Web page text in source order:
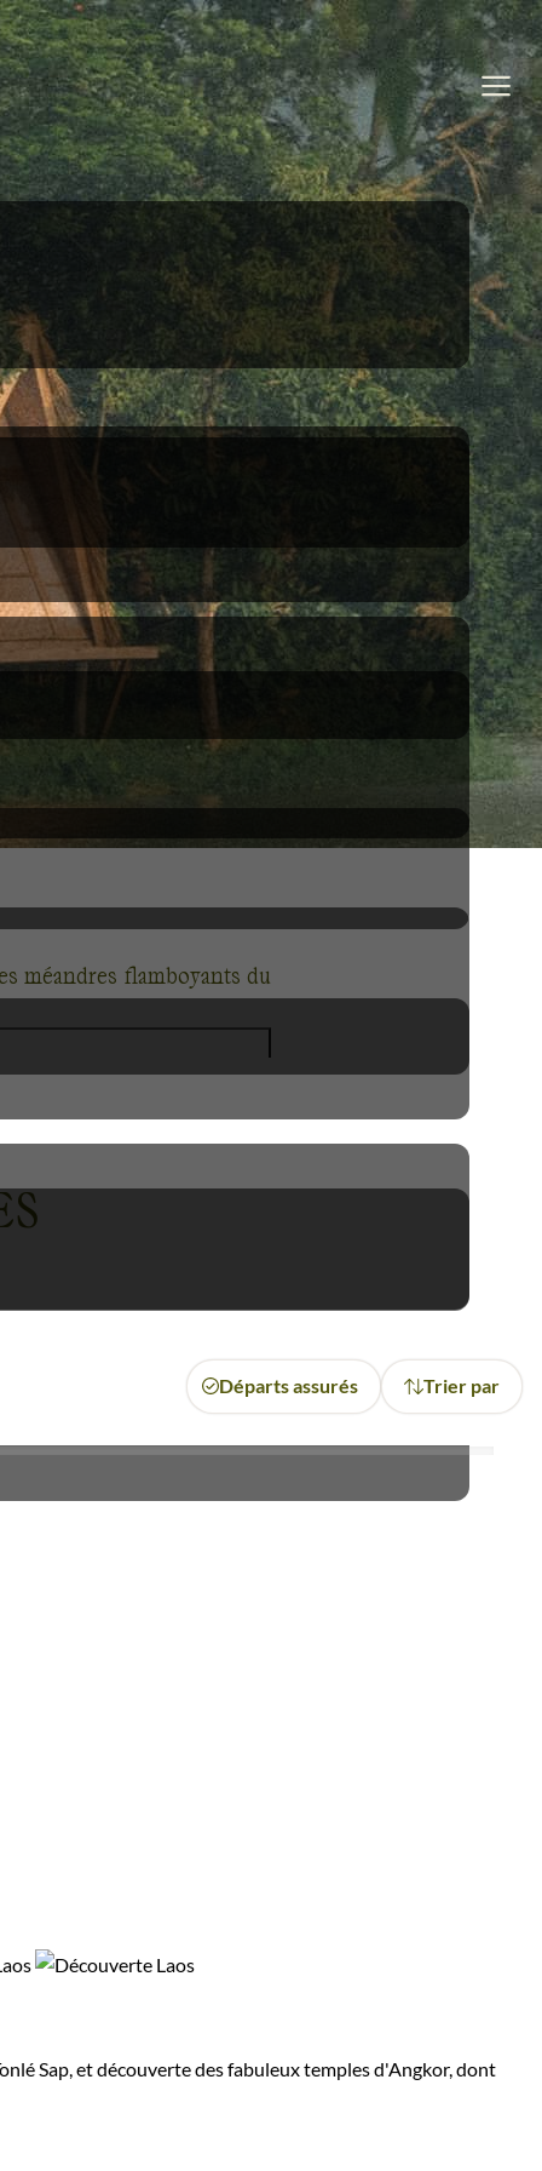
méandres flamboyants du
randonnées exaltantes.
mondial de l'UNESCO,
Sisavangvong, incite à la
Venez découvrir cette terre
Départs assurés Trier par
Sap, et découverte des fabuleux temples d'Angkor, dont